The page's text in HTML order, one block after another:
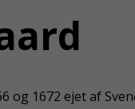
og 1672 ejet af